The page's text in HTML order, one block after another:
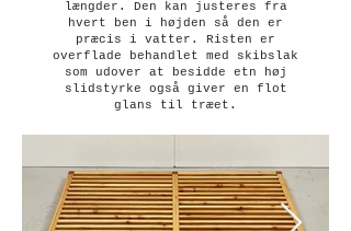
længder. Den kan justeres fra
hvert ben i højden så den er
præcis i vatter. Risten er
overflade behandlet med skibslak
som udover at besidde etn høj
slidstyrke også giver en flot
glans til træet.